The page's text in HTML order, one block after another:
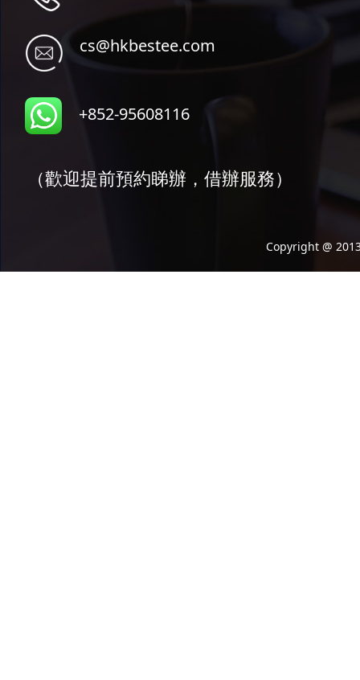
cs@hkbestee.com
（歡迎提前預約睇辦，借辦服務）
Copyright @
+852-95608116